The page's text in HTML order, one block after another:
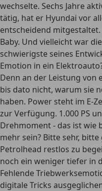
wechselte. Sechs Jahre
tätig, hat er Hyundai vor
entscheidend
Baby. Und vielleicht war
schwierigste seines
Emotion in ein
Denn an der Leistung von
bis dato nicht, warum sie
haben. Power steht im E-
zur Verfügung. 1.000 PS
Drehmoment - das ist wie
mehr sein? Bitte sehr,
Petrolhead restlos zu
noch ein weniger tiefer in
Fehlende
digitale Tricks